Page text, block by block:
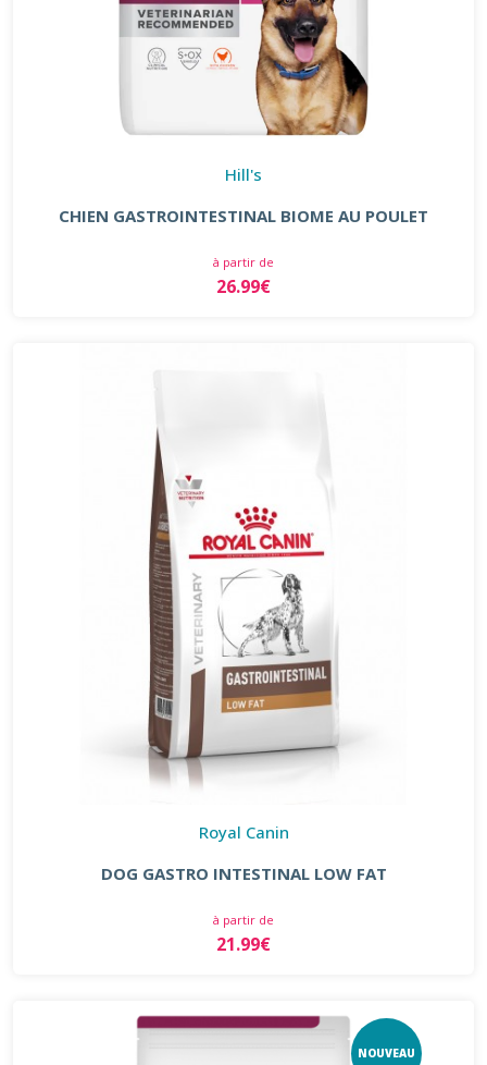
Hill's
CHIEN GASTROINTESTINAL BIOME AU POULET
à partir de
26.99€
Royal Canin
DOG GASTRO INTESTINAL LOW FAT
à partir de
21.99€
NOUVEAU